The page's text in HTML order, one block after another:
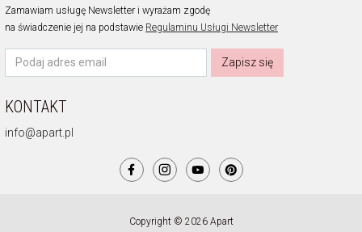
Zamawiam usługę Newsletter i wyrażam zgodę
na świadczenie jej na podstawie Regulaminu Usługi Newsletter
Zapisz się
KONTAKT
info@apart.pl
Copyright © 2026 Apart